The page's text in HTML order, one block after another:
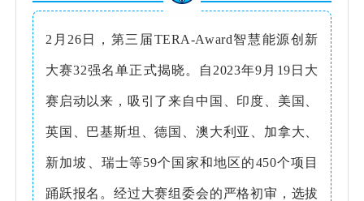
2月26日，第三届TERA-Award智慧能源创新
大赛32强名单正式揭晓。自2023年9月19日大
赛启动以来，吸引了来自中国、印度、美国、
英国、巴基斯坦、德国、澳大利亚、加拿大、
新加坡、瑞士等59个国家和地区的450个项目
踊跃报名。经过大赛组委会的严格初审，选拔